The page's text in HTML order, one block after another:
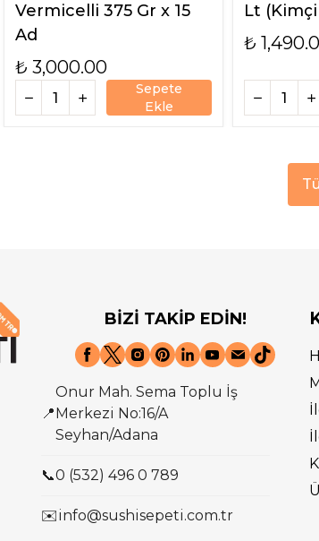
Vermicelli 375 Gr x 15
Ad
₺ 3,000.00
Sepete
Ekle
Lt (Kimçi
₺
BİZİ TAKİP EDİN!
📍
Onur Mah. Sema Toplu İş
Merkezi No:16/A
Seyhan/Adana
📞0 (532) 496 0 789
✉️info@sushisepeti.com.tr